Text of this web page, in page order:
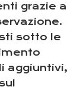
grazie a
sotto le
aggiuntivi,